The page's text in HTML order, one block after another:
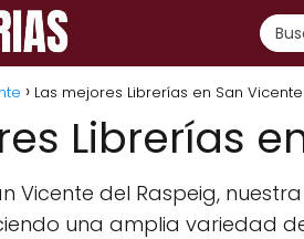
Las mejores Librerías en San
Librerías
Vicente del Raspeig, nuestra
una amplia variedad